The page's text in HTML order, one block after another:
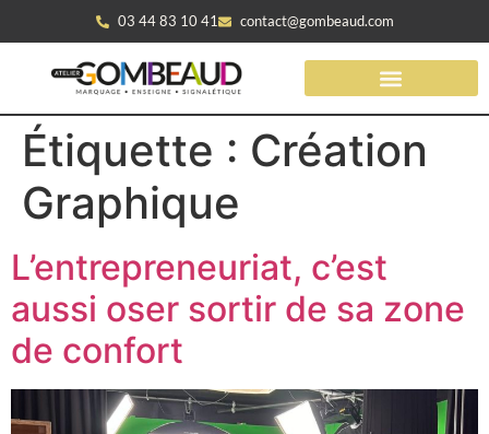
03 44 83 10 41 contact@gombeaud.com
Étiquette : Création
Graphique
L’entrepreneuriat, c’est
aussi oser sortir de sa zone
de confort